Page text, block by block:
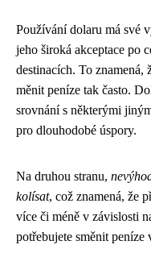
Používání dolaru má své
jeho široká akceptace po
destinacích. To znamená,
měnit peníze tak často.
srovnání s některými
pro dlouhodobé úspory.
Na druhou stranu,
kolísat, což znamená, že
více či méně v závislosti
potřebujete směnit